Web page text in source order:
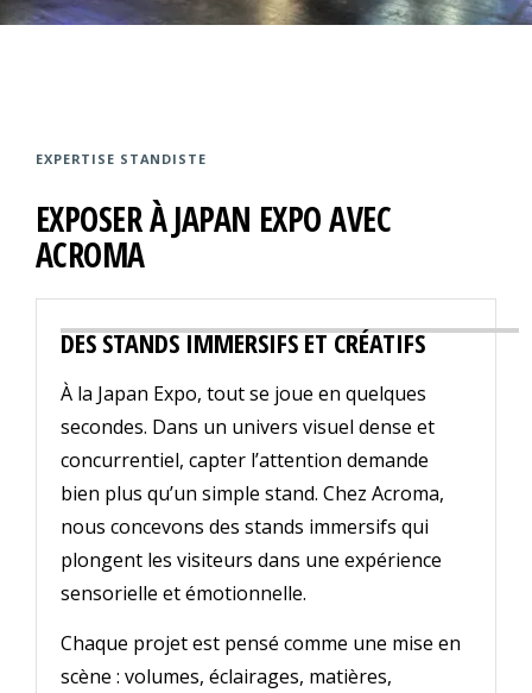
EXPERTISE STANDISTE
EXPOSER À JAPAN EXPO AVEC
ACROMA
DES STANDS IMMERSIFS ET CRÉATIFS
À la Japan Expo, tout se joue en quelques
secondes. Dans un univers visuel dense et
concurrentiel, capter l’attention demande
bien plus qu’un simple stand. Chez Acroma,
nous concevons des stands immersifs qui
plongent les visiteurs dans une expérience
sensorielle et émotionnelle.
Chaque projet est pensé comme une mise en
scène : volumes, éclairages, matières,